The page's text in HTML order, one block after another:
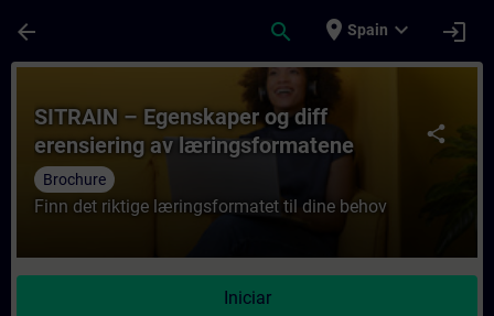
arrow_back search place Spain expand_more login
Curso - SITRAIN – Egenskaper og diff
share
SITRAIN – Egenskaper og diff
erensiering av læringsformatene
Brochure
Finn det riktige læringsformatet til dine behov
Iniciar